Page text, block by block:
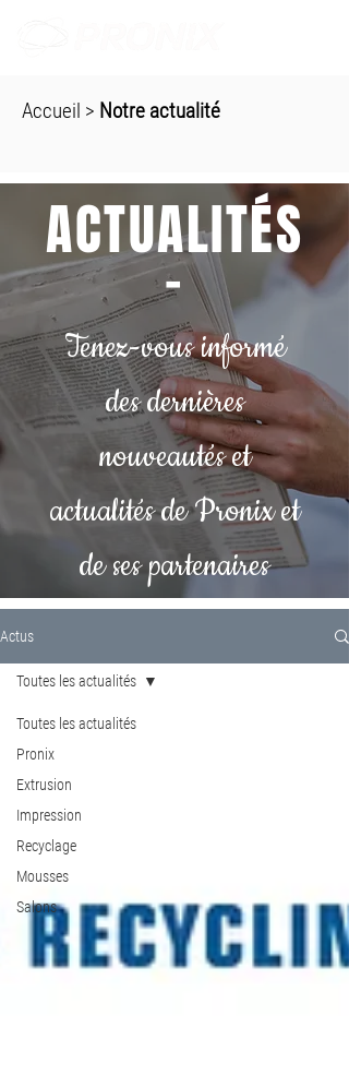
Accueil > Notre actualité
ACTUALITÉS
-
Tenez-vous informé
des dernières
nouveautés et
actualités de Pronix et
de ses partenaires
Actus
Toutes les actualités
Pronix
Extrusion
Impression
Recyclage
Mousses
Salons
Toutes les actualités